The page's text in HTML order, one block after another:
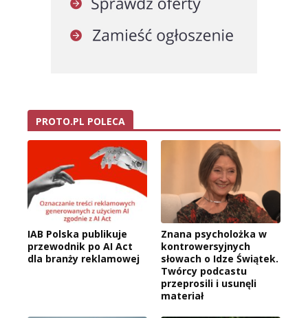
PROTO.PL POLECA
IAB Polska publikuje
przewodnik po AI Act
dla branży reklamowej
Znana psycholożka w
kontrowersyjnych
słowach o Idze Świątek.
Twórcy podcastu
przeprosili i usunęli
materiał